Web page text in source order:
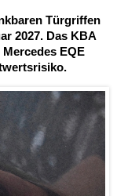
Türgriffen
2027. Das KBA
EQE